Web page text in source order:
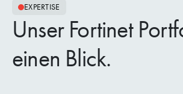
EXPERTISE
Unser Fortinet
einen Blick.